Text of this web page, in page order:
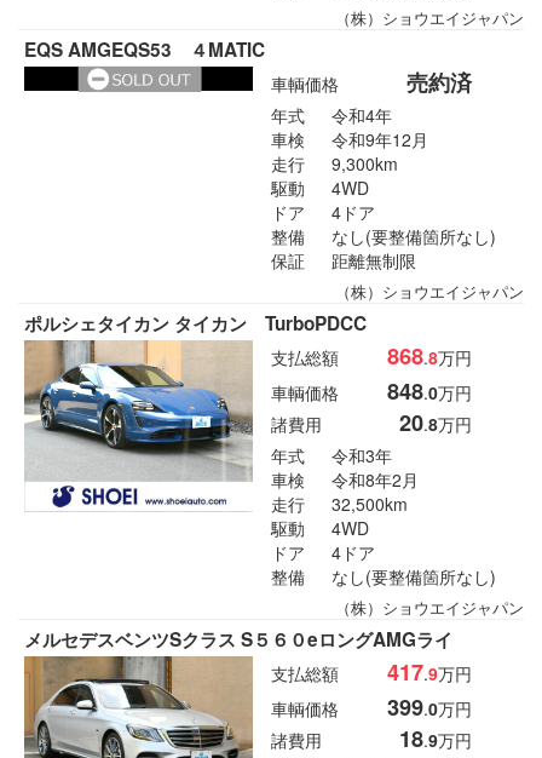
（株）ショウエイジャパン
EQS AMGEQS53 ４MATIC
車輌価格 売約済
年式
令和4年
車検
令和9年12月
走行
9,300km
駆動
4WD
ドア
4ドア
整備
なし(要整備箇所なし)
保証
距離無制限
（株）ショウエイジャパン
ポルシェタイカン タイカン TurboPDCC
支払総額 868.8万円
車輌価格
848.0万円
諸費用
20.8万円
年式
令和3年
車検
令和8年2月
走行
32,500km
駆動
4WD
ドア
4ドア
整備
なし(要整備箇所なし)
（株）ショウエイジャパン
メルセデスベンツSクラス S５６０eロングAMGライ
支払総額 417.9万円
車輌価格
399.0万円
諸費用
18.9万円